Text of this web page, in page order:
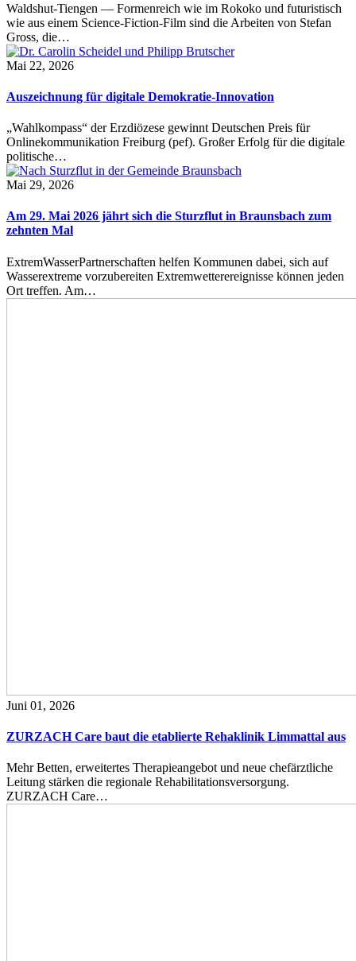
Waldshut-Tiengen — Formenreich wie im Rokoko und futuristisch
wie aus einem Science-Fiction-Film sind die Arbeiten von Stefan
Gross, die…
Mai 22, 2026
Auszeichnung für digitale Demokratie-Innovation
„Wahlkompass“ der Erzdiözese gewinnt Deutschen Preis für
Onlinekommunikation Freiburg (pef). Großer Erfolg für die digitale
politische…
Mai 29, 2026
Am 29. Mai 2026 jährt sich die Sturzflut in Braunsbach zum
zehnten Mal
ExtremWasserPartnerschaften helfen Kommunen dabei, sich auf
Wasserextreme vorzubereiten Extremwetterereignisse können jeden
Ort treffen. Am…
Juni 01, 2026
ZURZACH Care baut die etablierte Rehaklinik Limmattal aus
Mehr Betten, erweitertes Therapieangebot und neue chefärztliche
Leitung stärken die regionale Rehabilitationsversorgung.
ZURZACH Care…